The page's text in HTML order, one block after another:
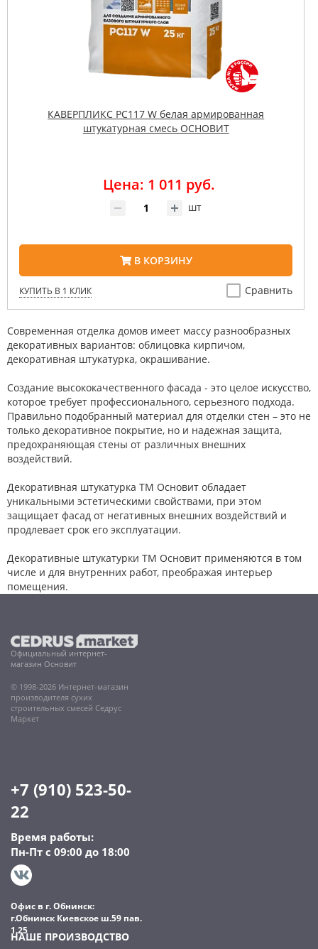
КАВЕРПЛИКС PC117 W белая армированная
штукатурная смесь ОСНОВИТ
Цена: 1 011 руб.
шт
В КОРЗИНУ
КУПИТЬ В 1 КЛИК Сравнить
Современная отделка домов имеет массу разнообразных
декоративных вариантов: облицовка кирпичом,
декоративная штукатурка, окрашивание.
Создание высококачественного фасада - это целое искусство,
которое требует профессионального, серьезного подхода.
Правильно подобранный материал для отделки стен – это не
только декоративное покрытие, но и надежная защита,
предохраняющая стены от различных внешних
воздействий.
Декоративная штукатурка ТМ Основит обладает
уникальными эстетическими свойствами, при этом
защищает фасад от негативных внешних воздействий и
продлевает срок его эксплуатации.
Декоративные штукатурки ТМ Основит применяются в том
числе и для внутренних работ, преображая интерьер
помещения.
Официальный интернет-
магазин Основит
© 1998-2026 Интернет-магазин
производителя сухих
строительных смесей Седрус
Маркет
+7 (910) 523-50-
22
Время работы:
Пн-Пт с 09:00 до 18:00
Офис в г. Обнинск:
г.Обнинск Киевское ш.59 пав.
1.25
НАШЕ ПРОИЗВОДСТВО